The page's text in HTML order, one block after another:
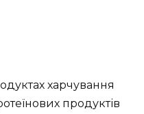
харчування
продуктів